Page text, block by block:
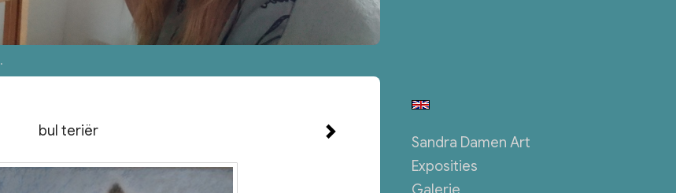
.
bul teriër
Sandra Damen Art
Exposities